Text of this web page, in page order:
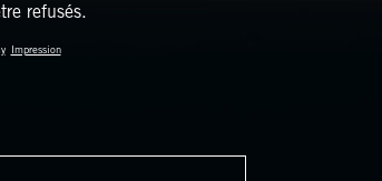
refusés.
Impression